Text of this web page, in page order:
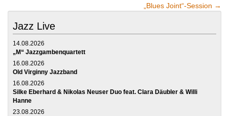
„Blues Joint“-Session →
Jazz Live
14.08.2026
„M“ Jazzgambenquartett
16.08.2026
Old Virginny Jazzband
16.08.2026
Silke Eberhard & Nikolas Neuser Duo feat. Clara Däubler & Willi
Hanne
23.08.2026